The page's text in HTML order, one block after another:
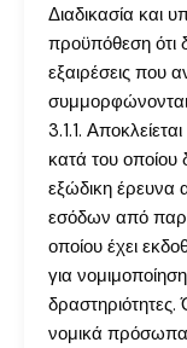
Διαδικασία και
προϋπόθεση ότι
εξαιρέσεις που
συμμορφώνονται
3.1.1.
κατά του οποίου
εξώδικη έρευνα
εσόδων από
οποίου έχει
για
νομικά